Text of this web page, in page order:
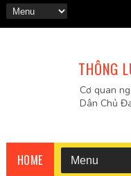
THÔNG
Cơ quan
Dân Chủ
HOME